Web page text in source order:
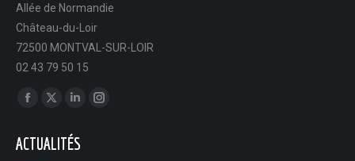
Allée de Normandie
Château-du-Loir
72500 MONTVAL-SUR-LOIR
02 43 79 50 15
Trouvez nous sur :
Facebook
opens
X
opens
LinkedIn
opens
Instagram
ACTUALITÉS